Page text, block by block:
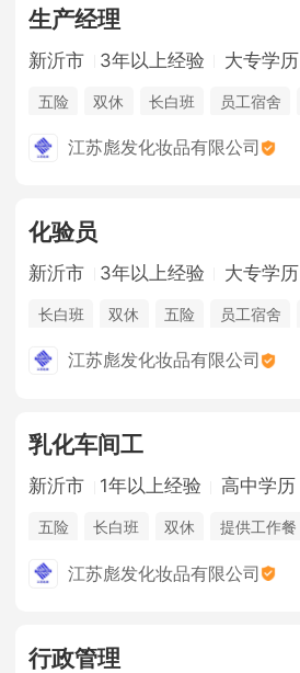
生产经理
新沂市 3年以上经验 大专学历
五险 双休 长白班 员工宿舍
江苏彪发化妆品有限公司
化验员
新沂市 3年以上经验 大专学历
长白班 双休 五险 员工宿舍
江苏彪发化妆品有限公司
乳化车间工
新沂市 1年以上经验 高中学历
五险 长白班 双休 提供工作餐
江苏彪发化妆品有限公司
行政管理